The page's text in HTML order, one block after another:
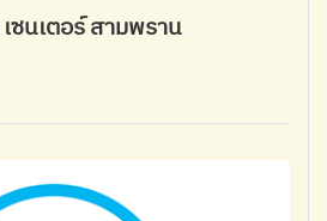
ซนเตอร์ สามพราน